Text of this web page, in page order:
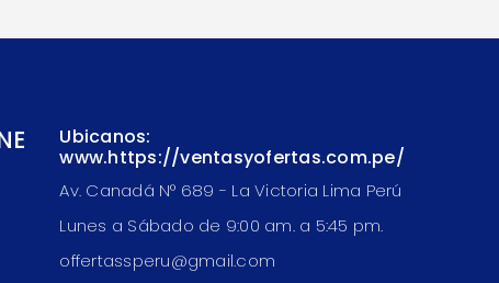
Ubicanos:
www.https://ventasyofertas.com.pe/
Av. Canadá N° 689 - La Victoria Lima Perú
Lunes a Sábado de 9:00 am. a 5:45 pm.
offertassperu@gmail.com